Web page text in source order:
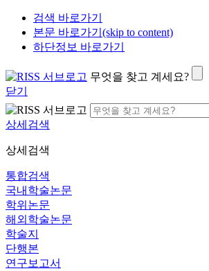
검색 바로가기
본문 바로가기(skip to content)
하단정보 바로가기
무엇을 찾고 계세요?
닫기
상세검색
상세검색
통합검색
국내학술논문
학위논문
해외학술논문
학술지
단행본
연구보고서